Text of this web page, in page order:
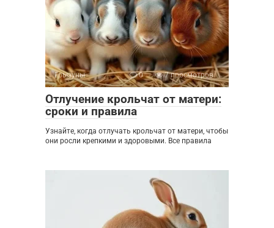
Грызуны 0 7 просмотров
Отлучение крольчат от матери:
сроки и правила
Узнайте, когда отлучать крольчат от матери, чтобы
они росли крепкими и здоровыми. Все правила